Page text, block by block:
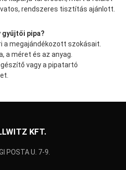
rendszeres tisztítás ajánlott.
gyűjtői pipa?
a megajándékozott szokásait.
a méret és az anyag.
vagy a pipatartó
KFT.
POSTA U. 7-9.